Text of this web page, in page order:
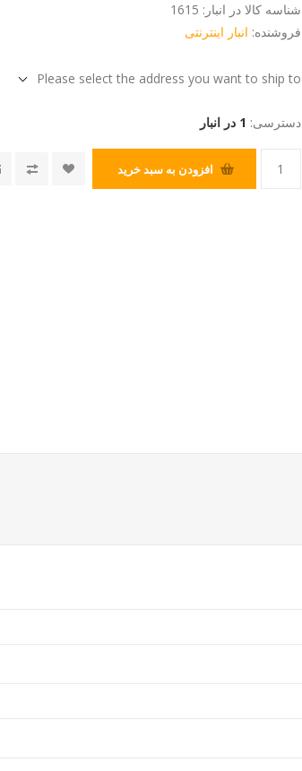
شناسه کالا در انبار: 1615
فروشنده: انبار اینترنتی
Please select the address you want to ship to
دسترسی: 1 در انبار
افزودن به سبد خرید